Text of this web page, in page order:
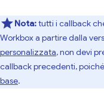
Nota:tutti i callback
Workbox a partire dalla
personalizzata, non devi
callback precedenti,
base.